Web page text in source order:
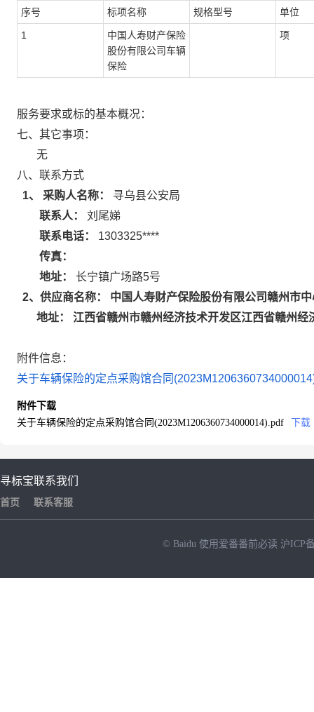
序号 标项名称 规格型号 单位
1
中国人寿财产保险
股份有限公司车辆
保险
项
服务要求或标的基本概况：
七、其它事项：
无
八、联系方式
1、 采购人名称：
寻乌县公安局
联系人：
刘尾娣
联系电话：
1303325****
传真：
地址：
长宁镇广场路5号
2、供应商名称： 中国人寿财产保险股份有限公司赣州市
地址： 江西省赣州市赣州经济技术开发区江西省赣州
附件信息：
关于车辆保险的定点采购馆合同
附件下载
关于车辆保险的定点采购馆合同(2023M1206360734000014).pdf
下载
寻标宝
首页
联系我们
联系客服
© Baidu 使用爱番番前必读 沪ICP